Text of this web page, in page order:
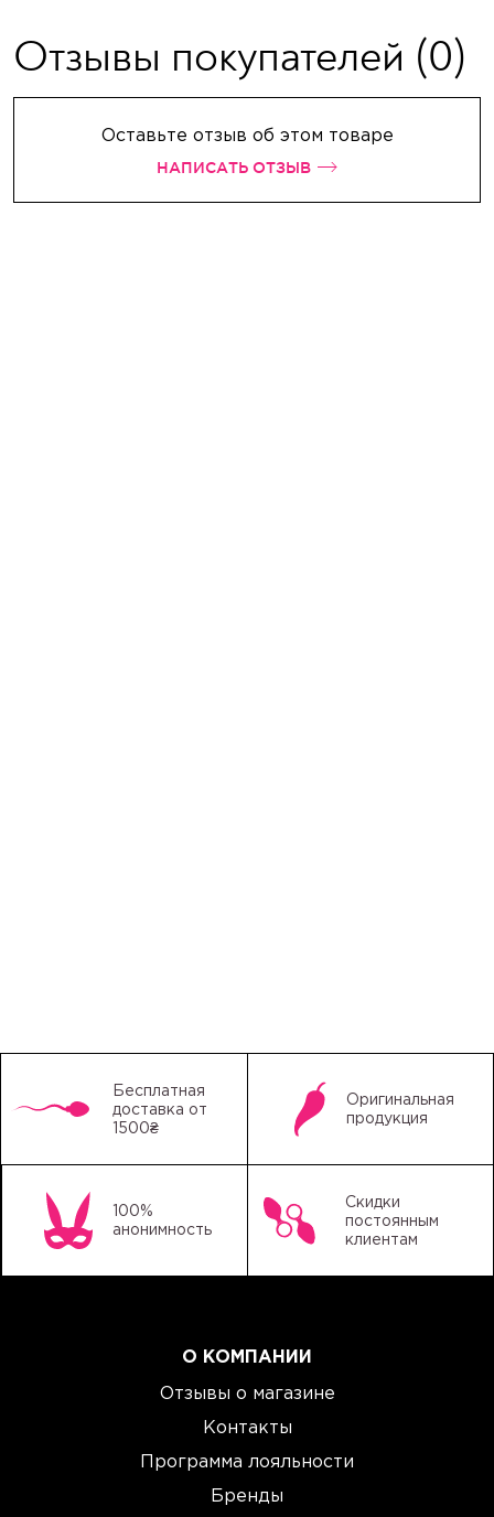
Отзывы покупателей (0)
Оставьте отзыв об этом товаре
НАПИСАТЬ ОТЗЫВ
Бесплатная
доставка от
1500₴
Оригинальная
продукция
100%
анонимность
Скидки
постоянным
клиентам
О КОМПАНИИ
Отзывы о магазине
Контакты
Программа лояльности
Бренды